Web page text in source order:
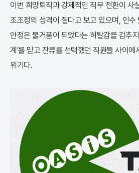
이번 희망퇴직과 강제적인 직무 전환이 사
조조정의 성격이 짙다고 보고 있으며, 인수
안정은 물거품이 되었다는 허탈감을 감추
계'를 믿고 잔류를 선택했던 직원들 사이에
위기다.